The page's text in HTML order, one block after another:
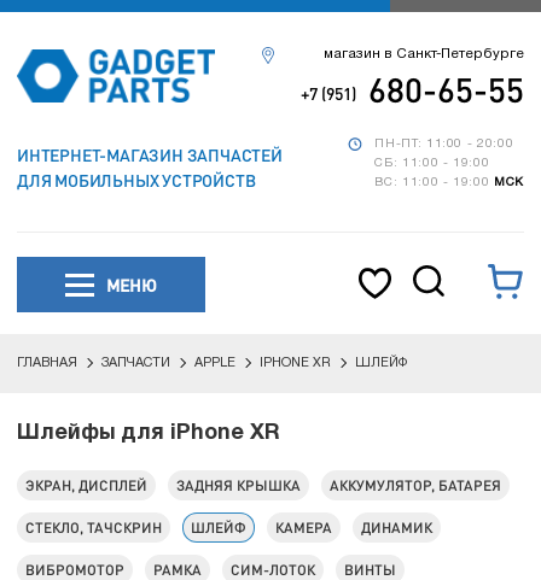
ИНТЕРНЕТ-МАГАЗИН ЗАПЧАСТЕЙ
ДЛЯ МОБИЛЬНЫХ УСТРОЙСТВ
ПН-ПТ: 11:00 - 20:00
СБ: 11:00 - 19:00
ВС: 11:00 - 19:00
МСК
магазин в Санкт-Петербурге
+7 (951) 680-65-55
МЕНЮ
ГЛАВНАЯ ЗАПЧАСТИ APPLE IPHONE XR ШЛЕЙФ
Шлейфы для iPhone XR
ЭКРАН, ДИСПЛЕЙ ЗАДНЯЯ КРЫШКА АККУМУЛЯТОР, БАТАРЕЯ
СТЕКЛО, ТАЧСКРИН ШЛЕЙФ КАМЕРА ДИНАМИК
ВИБРОМОТОР РАМКА СИМ-ЛОТОК ВИНТЫ